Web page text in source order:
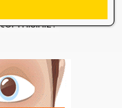
misiniz?